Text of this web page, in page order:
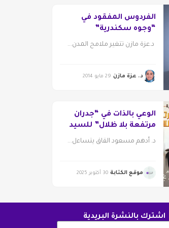
الفردوس المفقود في
“وجوه سكندرية”
د.عزة مازن تتغير ملامح المدن...
د. عزة مازن 29 مايو 2014
الوعي بالذات في “جدران
مرتفعة بلا ظلال” للسيد
نجم
د. أدهم مسعود القاق يتساءل...
موقع الكتابة 30 أكتوبر 2025
اشترك بالنشرة البريدية